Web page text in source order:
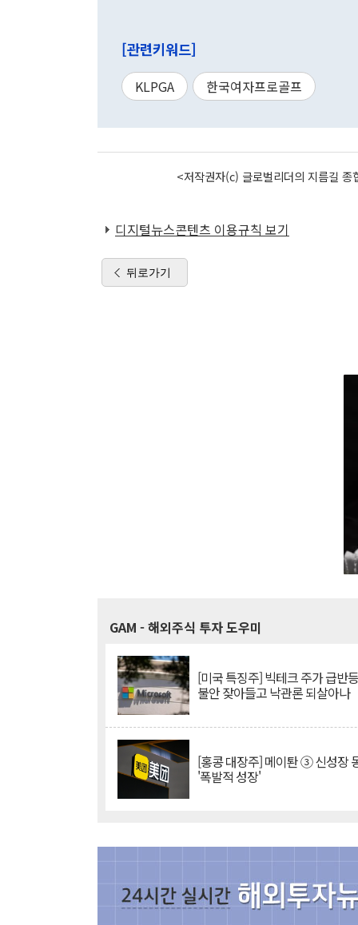
[관련키워드]
KLPGA 한국여자프로골프
<저작권자(c) 글로벌리더의 지름길
디지털뉴스콘텐츠 이용규칙 보기
뒤로가기
GAM - 해외주식 투자 도우미
[미국 특징주] 빅테크 주가 급반
불안 잦아들고 낙관론 되살아나
[홍콩 대장주] 메이퇀 ③ 신성장
'폭발적 성장'